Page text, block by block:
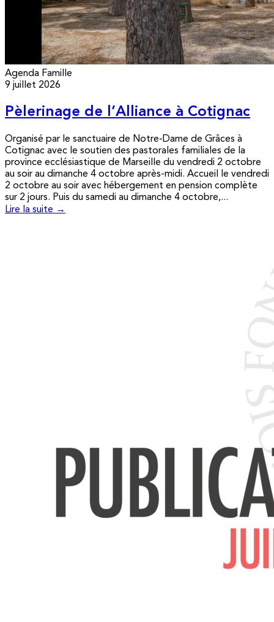
Agenda Famille
9 juillet 2026
Pèlerinage de l’Alliance à Cotignac
Organisé par le sanctuaire de Notre-Dame de Grâces à
Cotignac avec le soutien des pastorales familiales de la
province ecclésiastique de Marseille du vendredi 2 octobre
au soir au dimanche 4 octobre après-midi. Accueil le vendredi
2 octobre au soir avec hébergement en pension complète
sur 2 jours. Puis du samedi au dimanche 4 octobre,...
Lire la suite →